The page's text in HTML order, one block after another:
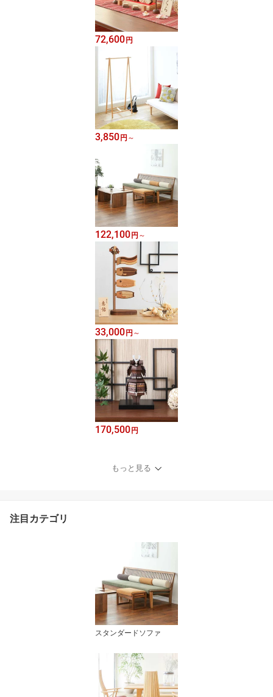
72,600 円
3,850 円 ～
122,100 円 ～
33,000 円 ～
170,500 円
もっと見る
注目カテゴリ
スタンダードソファ